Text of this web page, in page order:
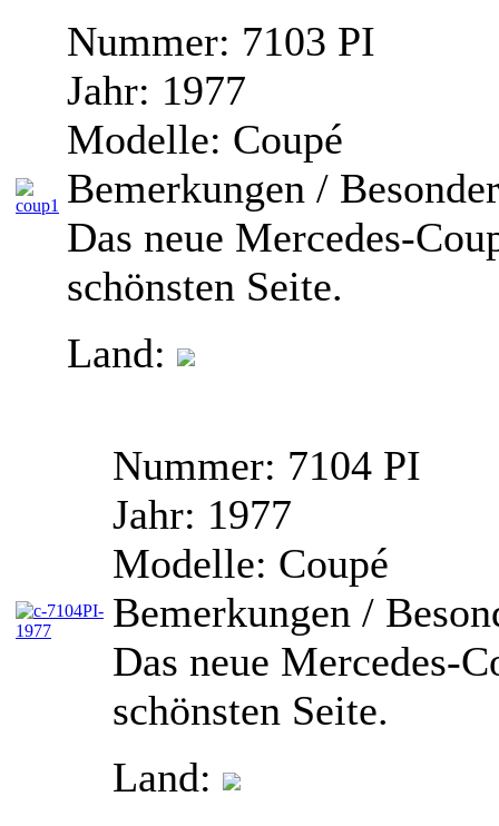
Nummer: 7103 PI
Jahr: 1977
Modelle: Coupé
Bemerkungen /
Das neue Mercedes-
schönsten Seite.
Land:
Nummer: 7104 PI
Jahr: 1977
Modelle: Coupé
Bemerkungen /
Das neue Mercedes-
schönsten Seite.
Land: